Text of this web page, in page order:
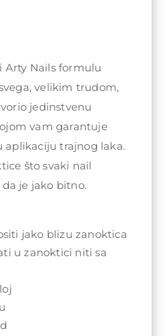
Arty Nails formulu
velikim trudom,
jedinstvenu
vam garantuje
trajnog laka.
što svaki nail
je jako bitno.
jako blizu zanoktica
u zanoktici niti sa